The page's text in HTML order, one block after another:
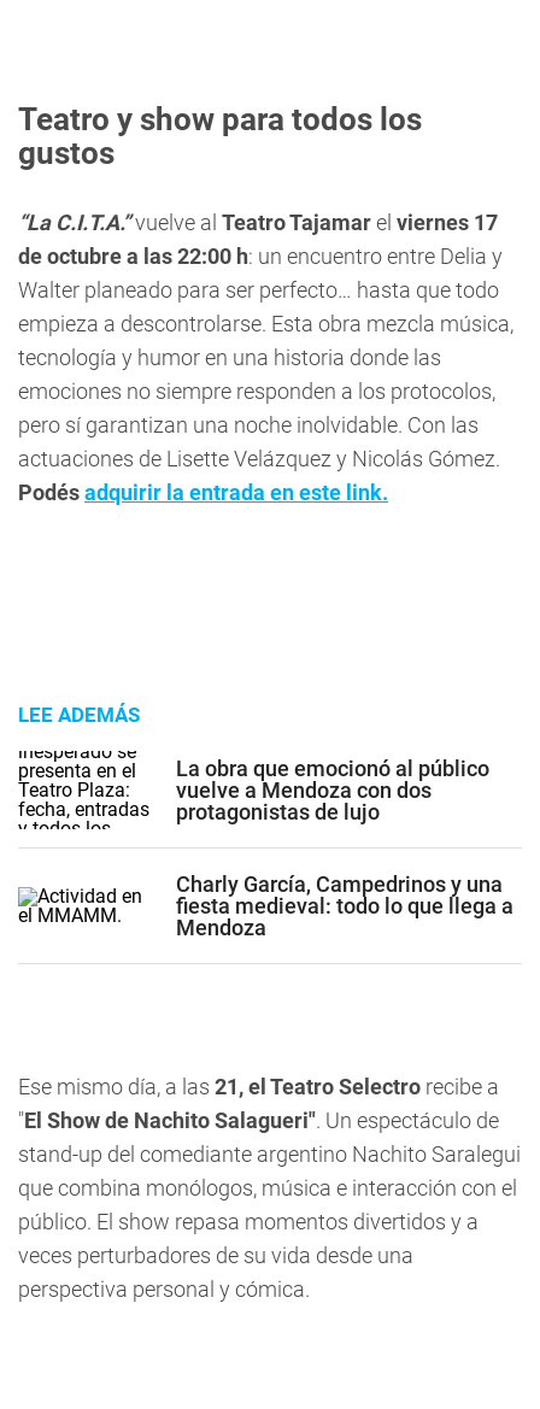
Teatro y show para todos los
gustos
“La C.I.T.A.”vuelve al Teatro Tajamarel viernes 17
de octubre a las 22:00 h: un encuentro entre Delia y
Walter planeado para ser perfecto… hasta que todo
empieza a descontrolarse. Esta obra mezcla música,
tecnología y humor en una historia donde las
emociones no siempre responden a los protocolos,
pero sí garantizan una noche inolvidable. Con las
actuaciones de Lisette Velázquez y Nicolás Gómez.
Podésadquirir la entrada en este link.
LEE ADEMÁS
La obra que emocionó al público
vuelve a Mendoza con dos
protagonistas de lujo
Charly García, Campedrinos y una
fiesta medieval: todo lo que llega a
Mendoza
Ese mismo día, a las 21, el Teatro Selectro recibe a
"El Show de Nachito Salagueri". Un espectáculo de
stand-up del comediante argentino Nachito Saralegui
que combina monólogos, música e interacción con el
público. El show repasa momentos divertidos y a
veces perturbadores de su vida desde una
perspectiva personal y cómica.